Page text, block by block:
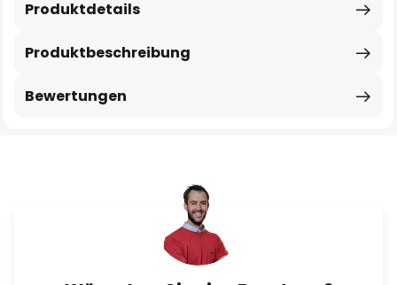
Produktbeschreibung
Produktdetails
Bewertungen